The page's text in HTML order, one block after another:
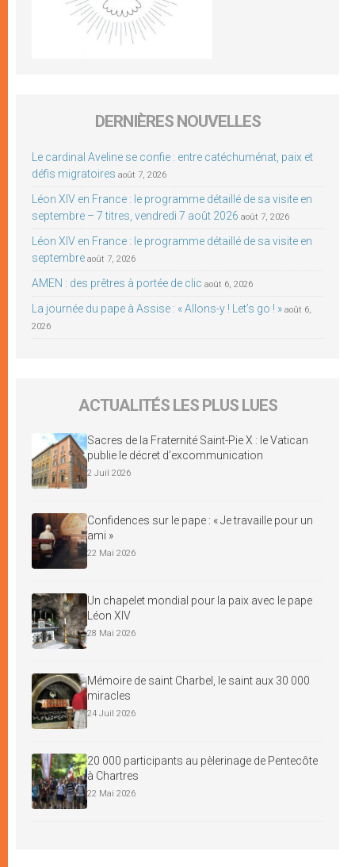
DERNIÈRES NOUVELLES
Le cardinal Aveline se confie : entre catéchuménat, paix et
défis migratoires août 7, 2026
Léon XIV en France : le programme détaillé de sa visite en
septembre – 7 titres, vendredi 7 août 2026 août 7, 2026
Léon XIV en France : le programme détaillé de sa visite en
septembre août 7, 2026
AMEN : des prêtres à portée de clic août 6, 2026
La journée du pape à Assise : « Allons-y ! Let’s go ! » août 6,
2026
ACTUALITÉS LES PLUS LUES
Sacres de la Fraternité Saint-Pie X : le Vatican
publie le décret d’excommunication
2 Juil 2026
Confidences sur le pape : « Je travaille pour un
ami »
22 Mai 2026
Un chapelet mondial pour la paix avec le pape
Léon XIV
28 Mai 2026
Mémoire de saint Charbel, le saint aux 30 000
miracles
24 Juil 2026
20 000 participants au pèlerinage de Pentecôte
à Chartres
22 Mai 2026